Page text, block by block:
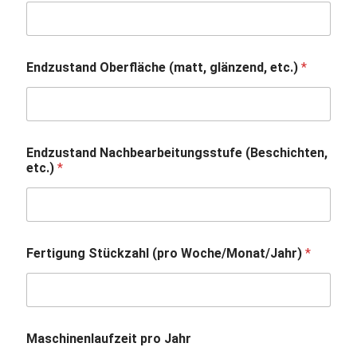
Endzustand Oberfläche (matt, glänzend, etc.) *
Endzustand Nachbearbeitungsstufe (Beschichten,
etc.) *
Fertigung Stückzahl (pro Woche/Monat/Jahr) *
Maschinenlaufzeit pro Jahr